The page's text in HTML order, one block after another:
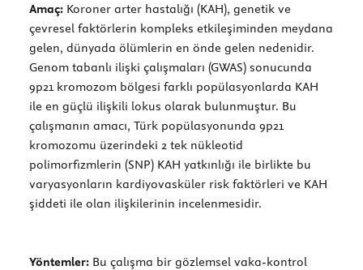
Amaç: Koroner arter hastalığı (KAH), genetik ve
çevresel faktörlerin kompleks etkileşiminden meydana
gelen, dünyada ölümlerin en önde gelen nedenidir.
Genom tabanlı ilişki çalışmaları (GWAS) sonucunda
9p21 kromozom bölgesi farklı popülasyonlarda KAH
ile en güçlü ilişkili lokus olarak bulunmuştur. Bu
çalışmanın amacı, Türk popülasyonunda 9p21
kromozomu üzerindeki 2 tek nükleotid
polimorfizmlerin (SNP) KAH yatkınlığı ile birlikte bu
varyasyonların kardiyovasküler risk faktörleri ve KAH
şiddeti ile olan ilişkilerinin incelenmesidir.
Yöntemler: Bu çalışma bir gözlemsel vaka-kontrol